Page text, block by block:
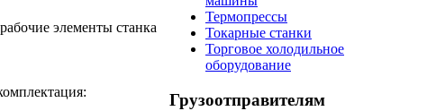
элементы станка
Термопрессы
Токарные станки
Торговое холодильное
оборудование
Грузоотправителям